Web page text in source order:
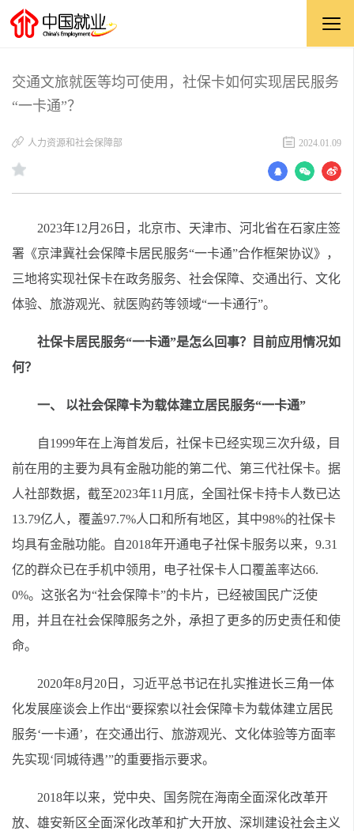
交通文旅就医等均可使用，社保卡如何实现居民服务
“一卡通”？
人力资源和社会保障部 2024.01.09
2023年12月26日，北京市、天津市、河北省在石家庄签
署《京津冀社会保障卡居民服务“一卡通”合作框架协议》，
三地将实现社保卡在政务服务、社会保障、交通出行、文化
体验、旅游观光、就医购药等领域“一卡通行”。
社保卡居民服务“一卡通”是怎么回事？目前应用情况如
何？
一、 以社会保障卡为载体建立居民服务“一卡通”
自1999年在上海首发后，社保卡已经实现三次升级，目
前在用的主要为具有金融功能的第二代、第三代社保卡。据
人社部数据，截至2023年11月底，全国社保卡持卡人数已达
13.79亿人，覆盖97.7%人口和所有地区，其中98%的社保卡
均具有金融功能。自2018年开通电子社保卡服务以来，9.31
亿的群众已在手机中领用，电子社保卡人口覆盖率达66.
0%。这张名为“社会保障卡”的卡片，已经被国民广泛使
用，并且在社会保障服务之外，承担了更多的历史责任和使
命。
2020年8月20日，习近平总书记在扎实推进长三角一体
化发展座谈会上作出“要探索以社会保障卡为载体建立居民
服务‘一卡通’，在交通出行、旅游观光、文化体验等方面率
先实现‘同城待遇’”的重要指示要求。
2018年以来，党中央、国务院在海南全面深化改革开
放、雄安新区全面深化改革和扩大开放、深圳建设社会主义